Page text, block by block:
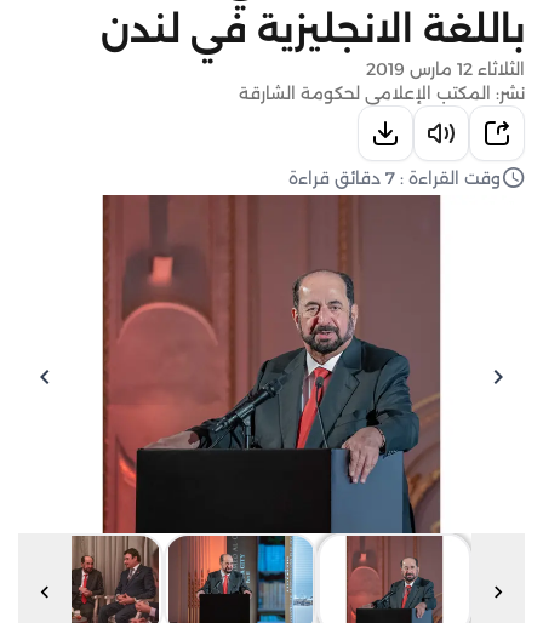
باللغة الانجليزية في لندن
الثلاثاء 12 مارس 2019
نشر: المكتب الإعلامي لحكومة الشارقة
وقت القراءة : 7 دقائق قراءة